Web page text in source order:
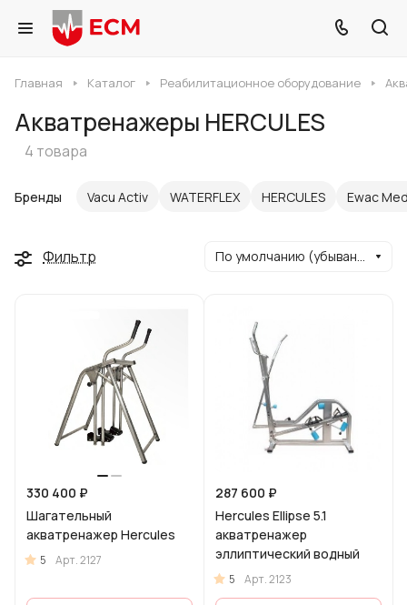
Главная Каталог Реабилитационное оборудование
Акватренажеры HERCULES
4 товара
Бренды Vacu Activ WATERFLEX HERCULES Ewac
Фильтр По умолчанию (убывание)
330 400 ₽
Шагательный
акватренажер Hercules
5 Арт.2127
287 600 ₽
Hercules Ellipse 5.1
акватренажер
эллиптический водный
5 Арт.2123